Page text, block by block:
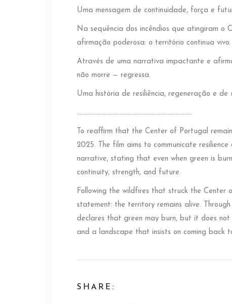
Uma mensagem de continuidade, força e
Na sequência dos incêndios que atingiram o
afirmação poderosa: o território continua vivo.
Através de uma narrativa impactante e
não morre — regressa.
Uma história de resiliência, regeneração e
………………………………………………………………….
To reaffirm that the Center of Portugal
2025. The film aims to communicate
narrative, stating that even when green is
continuity, strength, and future.
Following the wildfires that struck the Center
statement: the territory remains alive.
declares that green may burn, but it does
and a landscape that insists on coming back
SHARE: